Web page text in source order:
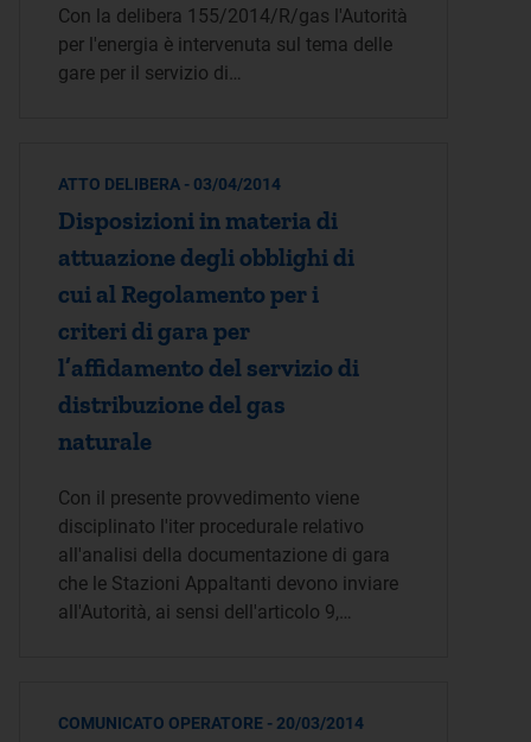
Con la delibera 155/2014/R/gas l'Autorità
per l'energia è intervenuta sul tema delle
gare per il servizio di…
ATTO DELIBERA - 03/04/2014
Disposizioni in materia di
attuazione degli obblighi di
cui al Regolamento per i
criteri di gara per
l’affidamento del servizio di
distribuzione del gas
naturale
Con il presente provvedimento viene
disciplinato l'iter procedurale relativo
all'analisi della documentazione di gara
che le Stazioni Appaltanti devono inviare
all'Autorità, ai sensi dell'articolo 9,…
COMUNICATO OPERATORE - 20/03/2014